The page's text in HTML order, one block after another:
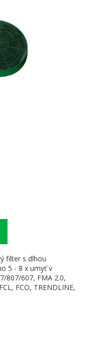
filter s dlhou
5 - 8 x umyť v
807/607, FMA 2.0,
FCO, TRENDLINE,